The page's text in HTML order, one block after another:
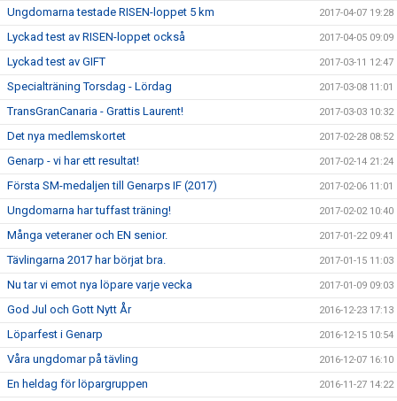
Ungdomarna testade RISEN-loppet 5 km 2017-04-07 19:28
Lyckad test av RISEN-loppet också 2017-04-05 09:09
Lyckad test av GIFT 2017-03-11 12:47
Specialträning Torsdag - Lördag 2017-03-08 11:01
TransGranCanaria - Grattis Laurent! 2017-03-03 10:32
Det nya medlemskortet 2017-02-28 08:52
Genarp - vi har ett resultat! 2017-02-14 21:24
Första SM-medaljen till Genarps IF (2017) 2017-02-06 11:01
Ungdomarna har tuffast träning! 2017-02-02 10:40
Många veteraner och EN senior. 2017-01-22 09:41
Tävlingarna 2017 har börjat bra. 2017-01-15 11:03
Nu tar vi emot nya löpare varje vecka 2017-01-09 09:03
God Jul och Gott Nytt År 2016-12-23 17:13
Löparfest i Genarp 2016-12-15 10:54
Våra ungdomar på tävling 2016-12-07 16:10
En heldag för löpargruppen 2016-11-27 14:22